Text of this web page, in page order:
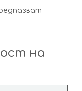
на